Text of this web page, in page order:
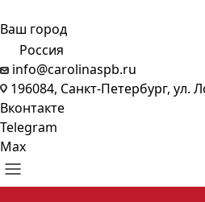
Ваш город
Россия
info@carolinaspb.ru
196084, Санкт-Петербург, ул.
Вконтакте
Telegram
Max